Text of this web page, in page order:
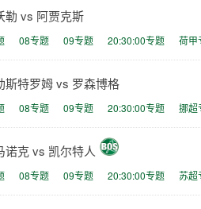
勒 vs 阿贾克斯
08专题 09专题 20:30:00专题 荷甲
斯特罗姆 vs 罗森博格
08专题 09专题 20:30:00专题 挪超
诺克 vs 凯尔特人
08专题 09专题 20:30:00专题 苏超